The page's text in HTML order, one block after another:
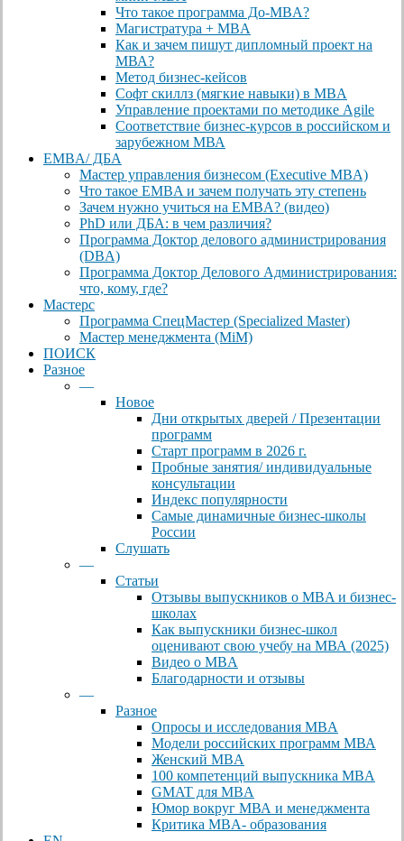
Что такое программа До-MBA?
Магистратура + MBA
Как и зачем пишут дипломный проект на
МВА?
Метод бизнес-кейсов
Софт скиллз (мягкие навыки) в MBA
Управление проектами по методике Agile
Соответствие бизнес-курсов в российском и
зарубежном МВА
EMBA/ ДБA
Мастер управления бизнесом (Executive MBA)
Что такое EMBA и зачем получать эту степень
Зачем нужно учиться на EMBA? (видео)
PhD или ДБА: в чем различия?
Программа Доктор делового администрирования
(DBА)
Программа Доктор Делового Администрирования:
что, кому, где?
Мастерс
Программа СпецМастер (Specialized Master)
Мастер менеджмента (MiM)
ПОИСК
Разное
—
Новое
Дни открытых дверей / Презентации
программ
Старт программ в 2026 г.
Пробные занятия/ индивидуальные
консультации
Индекс популярности
Самые динамичные бизнес-школы
России
Слушать
—
Статьи
Отзывы выпускников о MBA и бизнес-
школах
Как выпускники бизнес-школ
оценивают свою учебу на МВА (2025)
Видео о MBA
Благодарности и отзывы
—
Разное
Опросы и исследования MBA
Модели российских программ МВА
Женский MBA
100 компетенций выпускника MBA
GMAT для MBA
Юмор вокруг МВА и менеджмента
Критика MBA- образования